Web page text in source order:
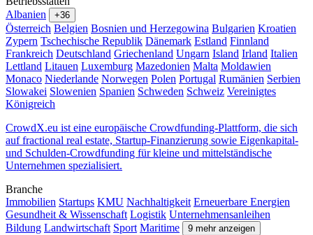
Albanien
+36
Österreich Belgien Bosnien und Herzegowina Bulgarien Kroatien
Zypern Tschechische Republik Dänemark Estland Finnland
Frankreich Deutschland Griechenland Ungarn Island Irland Italien
Lettland Litauen Luxemburg Mazedonien Malta Moldawien
Monaco Niederlande Norwegen Polen Portugal Rumänien Serbien
Slowakei Slowenien Spanien Schweden Schweiz Vereinigtes
Königreich
CrowdX.eu ist eine europäische Crowdfunding-Plattform, die sich
auf fractional real estate, Startup-Finanzierung sowie Eigenkapital-
und Schulden-Crowdfunding für kleine und mittelständische
Unternehmen spezialisiert.
Branche
Immobilien Startups KMU Nachhaltigkeit Erneuerbare Energien
Gesundheit & Wissenschaft Logistik Unternehmensanleihen
Bildung Landwirtschaft Sport Maritime 9 mehr anzeigen